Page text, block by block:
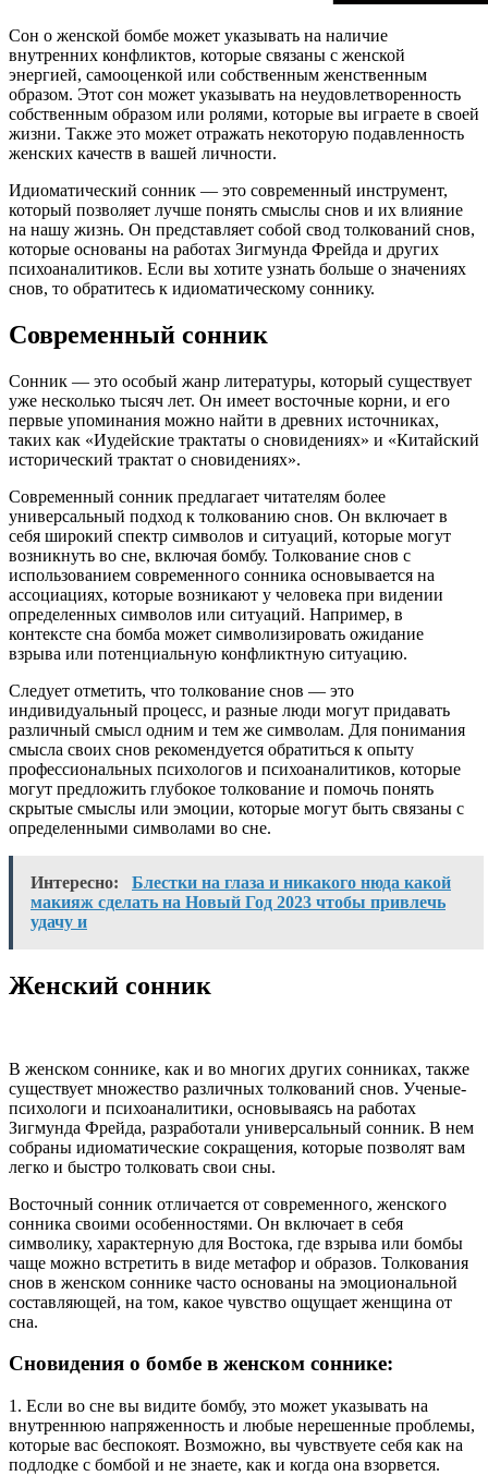
Сон о женской бомбе может указывать на наличие
внутренних конфликтов, которые связаны с женской
энергией, самооценкой или собственным женственным
образом. Этот сон может указывать на неудовлетворенность
собственным образом или ролями, которые вы играете в своей
жизни. Также это может отражать некоторую подавленность
женских качеств в вашей личности.
Идиоматический сонник — это современный инструмент,
который позволяет лучше понять смыслы снов и их влияние
на нашу жизнь. Он представляет собой свод толкований снов,
которые основаны на работах Зигмунда Фрейда и других
психоаналитиков. Если вы хотите узнать больше о значениях
снов, то обратитесь к идиоматическому соннику.
Современный сонник
Сонник — это особый жанр литературы, который существует
уже несколько тысяч лет. Он имеет восточные корни, и его
первые упоминания можно найти в древних источниках,
таких как «Иудейские трактаты о сновидениях» и «Китайский
исторический трактат о сновидениях».
Современный сонник предлагает читателям более
универсальный подход к толкованию снов. Он включает в
себя широкий спектр символов и ситуаций, которые могут
возникнуть во сне, включая бомбу. Толкование снов с
использованием современного сонника основывается на
ассоциациях, которые возникают у человека при видении
определенных символов или ситуаций. Например, в
контексте сна бомба может символизировать ожидание
взрыва или потенциальную конфликтную ситуацию.
Следует отметить, что толкование снов — это
индивидуальный процесс, и разные люди могут придавать
различный смысл одним и тем же символам. Для понимания
смысла своих снов рекомендуется обратиться к опыту
профессиональных психологов и психоаналитиков, которые
могут предложить глубокое толкование и помочь понять
скрытые смыслы или эмоции, которые могут быть связаны с
определенными символами во сне.
Интересно:
Блестки на глаза и никакого нюда какой
макияж сделать на Новый Год 2023 чтобы привлечь
удачу и
Женский сонник
В женском соннике, как и во многих других сонниках, также
существует множество различных толкований снов. Ученые-
психологи и психоаналитики, основываясь на работах
Зигмунда Фрейда, разработали универсальный сонник. В нем
собраны идиоматические сокращения, которые позволят вам
легко и быстро толковать свои сны.
Восточный сонник отличается от современного, женского
сонника своими особенностями. Он включает в себя
символику, характерную для Востока, где взрыва или бомбы
чаще можно встретить в виде метафор и образов. Толкования
снов в женском соннике часто основаны на эмоциональной
составляющей, на том, какое чувство ощущает женщина от
сна.
Сновидения о бомбе в женском соннике:
1. Если во сне вы видите бомбу, это может указывать на
внутреннюю напряженность и любые нерешенные проблемы,
которые вас беспокоят. Возможно, вы чувствуете себя как на
подлодке с бомбой и не знаете, как и когда она взорвется.